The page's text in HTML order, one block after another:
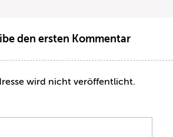
den ersten Kommentar
wird nicht veröffentlicht.